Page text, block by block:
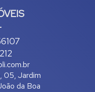
, 05, Jardim
da Boa